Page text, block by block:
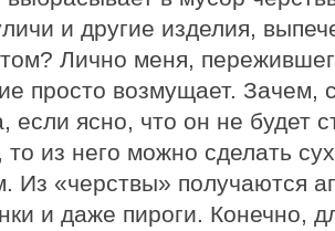
и другие изделия,
Лично меня,
просто возмущает. Зачем,
если ясно, что он не будет
то из него можно сделать
Из «черствы» получаются
и даже пироги. Конечно,